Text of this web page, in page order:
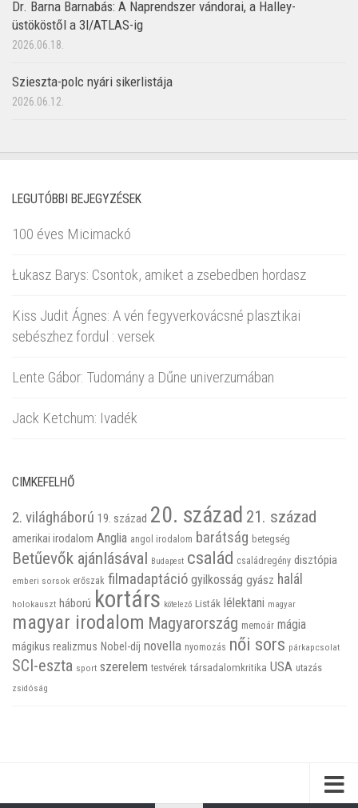
Dr. Barna Barnabás: A Naprendszer vándorai, a Halley-
üstököstől a 3I/ATLAS-ig
2026.06.18.
Szieszta-polc nyári sikerlistája
2026.06.12.
LEGUTÓBBI BEJEGYZÉSEK
100 éves Micimackó
Łukasz Barys: Csontok, amiket a zsebedben hordasz
Kiss Judit Ágnes: A vén fegyverkovácsné plasztikai
sebészhez fordul : versek
Lente Gábor: Tudomány a Dűne univerzumában
Jack Ketchum: Ivadék
CIMKEFELHŐ
2. világháború 19. század 20. század 21. század
amerikai irodalom Anglia angol irodalom barátság betegség
Betűevők ajánlásával Budapest család családregény disztópia
emberi sorsok erőszak filmadaptáció gyilkosság gyász halál
holokauszt háború kortárs kötelező Listák lélektani magyar
magyar irodalom Magyarország memoár mágia
mágikus realizmus Nobel-díj novella nyomozás női sors párkapcsolat
SCI-eszta sport szerelem testvérek társadalomkritika USA utazás
zsidóság